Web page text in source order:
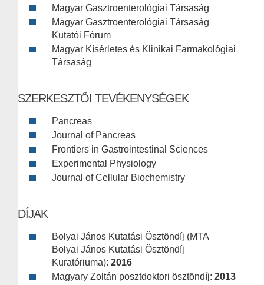
Magyar Gasztroenterológiai Társaság
Magyar Gasztroenterológiai Társaság
Kutatói Fórum
Magyar Kísérletes és Klinikai Farmakológiai
Társaság
SZERKESZTŐI TEVÉKENYSÉGEK
Pancreas
Journal of Pancreas
Frontiers in Gastrointestinal Sciences
Experimental Physiology
Journal of Cellular Biochemistry
DÍJAK
Bolyai János Kutatási Ösztöndíj (MTA
Bolyai János Kutatási Ösztöndíj
Kuratóriuma): 2016
Magyary Zoltán posztdoktori ösztöndíj: 2013